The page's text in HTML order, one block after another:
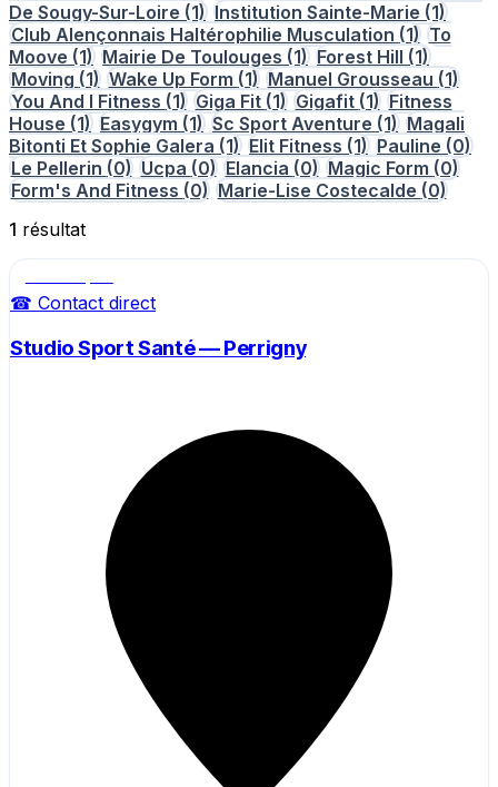
De Sougy-Sur-Loire (1) Institution Sainte-Marie (1)
Club Alençonnais Haltérophilie Musculation (1) To
Moove (1) Mairie De Toulouges (1) Forest Hill (1)
Moving (1) Wake Up Form (1) Manuel Grousseau (1)
You And I Fitness (1) Giga Fit (1) Gigafit (1) Fitness
House (1) Easygym (1) Sc Sport Aventure (1) Magali
Bitonti Et Sophie Galera (1) Elit Fitness (1) Pauline (0)
Le Pellerin (0) Ucpa (0) Elancia (0) Magic Form (0)
Form's And Fitness (0) Marie-Lise Costecalde (0)
1 résultat
☎ Contact direct
Studio Sport Santé — Perrigny